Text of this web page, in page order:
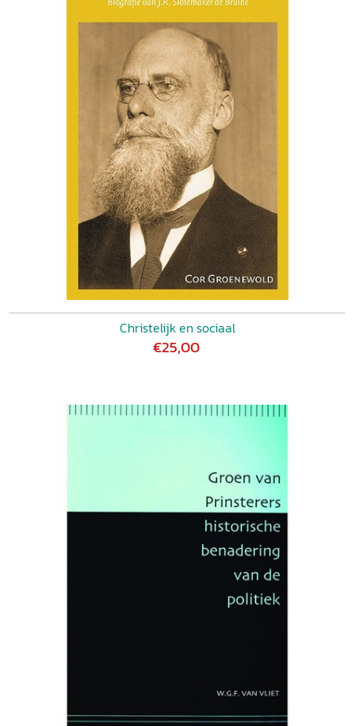
Christelijk en sociaal
€25,00